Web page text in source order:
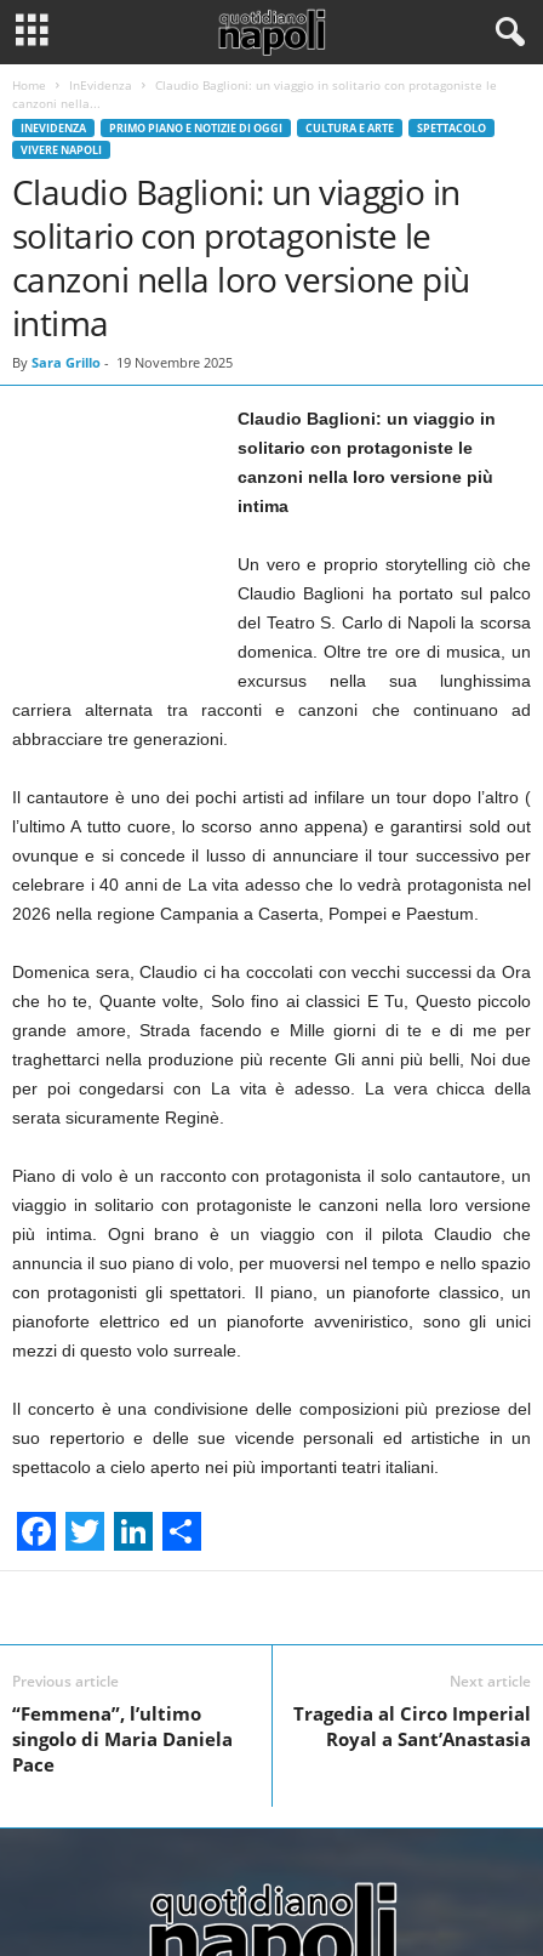
Home InEvidenza
Claudio Baglioni: un viaggio in solitario con protagoniste le
canzoni nella...
INEVIDENZA PRIMO PIANO E NOTIZIE DI OGGI CULTURA E ARTE
SPETTACOLO
VIVERE NAPOLI
Claudio Baglioni: un viaggio in
solitario con protagoniste le
canzoni nella loro versione più
intima
By Sara Grillo - 19 Novembre 2025
Claudio Baglioni: un viaggio in
solitario con protagoniste le
canzoni nella loro versione più
intima
Un vero e proprio storytelling ciò che
Claudio Baglioni ha portato sul palco
del Teatro S. Carlo di Napoli la scorsa
domenica. Oltre tre ore di musica, un
excursus nella sua lunghissima
carriera alternata tra racconti e canzoni che continuano ad
abbracciare tre generazioni.
Il cantautore è uno dei pochi artisti ad infilare un tour dopo l’altro (
l’ultimo A tutto cuore, lo scorso anno appena) e garantirsi sold out
ovunque e si concede il lusso di annunciare il tour successivo per
celebrare i 40 anni de La vita adesso che lo vedrà protagonista nel
2026 nella regione Campania a Caserta, Pompei e Paestum.
Domenica sera, Claudio ci ha coccolati con vecchi successi da Ora
che ho te, Quante volte, Solo fino ai classici E Tu, Questo piccolo
grande amore, Strada facendo e Mille giorni di te e di me per
traghettarci nella produzione più recente Gli anni più belli, Noi due
per poi congedarsi con La vita è adesso. La vera chicca della
serata sicuramente Reginè.
Piano di volo è un racconto con protagonista il solo cantautore, un
viaggio in solitario con protagoniste le canzoni nella loro versione
più intima. Ogni brano è un viaggio con il pilota Claudio che
annuncia il suo piano di volo, per muoversi nel tempo e nello spazio
con protagonisti gli spettatori. Il piano, un pianoforte classico, un
pianoforte elettrico ed un pianoforte avveniristico, sono gli unici
mezzi di questo volo surreale.
Il concerto è una condivisione delle composizioni più preziose del
suo repertorio e delle sue vicende personali ed artistiche in un
spettacolo a cielo aperto nei più importanti teatri italiani.
F
c
e
b
o
k
T
i
t
t
L
n
k
e
n
S
a
e
Previous article
“Femmena”, l’ultimo
singolo di Maria Daniela
Pace
Next article
Tragedia al Circo Imperial
Royal a Sant’Anastasia